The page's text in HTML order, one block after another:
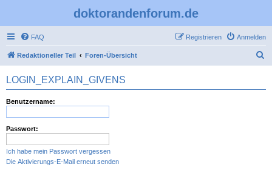
doktorandenforum.de
FAQ Anmelden
Registrieren
Redaktioneller Teil Foren-Übersicht
LOGIN_EXPLAIN_GIVENS
Benutzername:
Passwort:
Ich habe mein Passwort vergessen
Die Aktivierungs-E-Mail erneut senden